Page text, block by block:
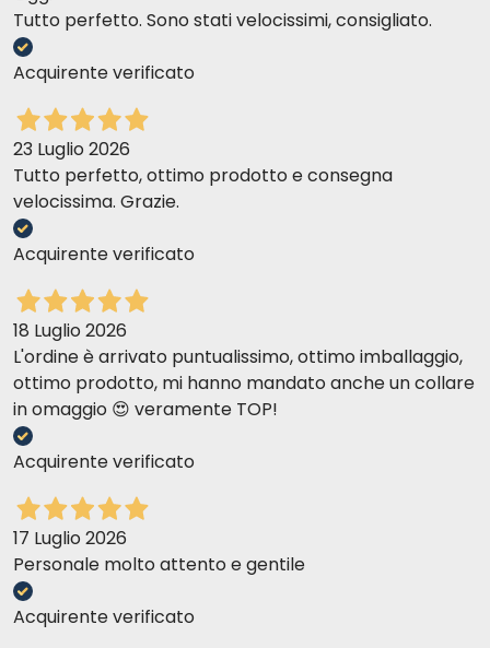
Tutto perfetto. Sono stati velocissimi, consigliato.
Acquirente verificato
23 Luglio 2026
Tutto perfetto, ottimo prodotto e consegna
velocissima. Grazie.
Acquirente verificato
18 Luglio 2026
L'ordine è arrivato puntualissimo, ottimo imballaggio,
ottimo prodotto, mi hanno mandato anche un collare
in omaggio 😍 veramente TOP!
Acquirente verificato
17 Luglio 2026
Personale molto attento e gentile
Acquirente verificato